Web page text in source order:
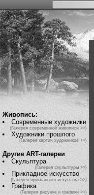
Живопись:
Современные художники
(Галерея современной живописи >>)
Художники прошлого
(Галерея картин художников >>)
Другие ART-галереи
Скульптура
(Галерея скульптуры >>)
Прикладное искусство
(Галерея прикладного искусства >>)
Графика
(Галерея рисунка и графики >>)